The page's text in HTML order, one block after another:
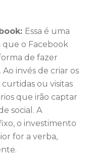
Essa é uma
o Facebook
de fazer
invés de criar os
ou visitas
que irão captar
social. A
o investimento
for a verba,